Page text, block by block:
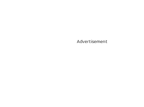
Advertisement